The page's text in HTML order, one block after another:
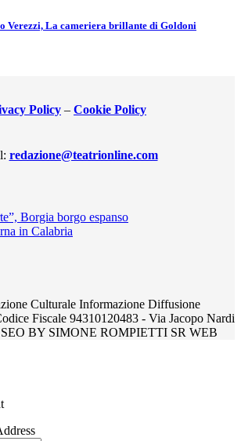
Verezzi, La cameriera brillante di Goldoni
Policy – Cookie Policy
redazione@teatrionline.com
Borgia borgo espanso
in Calabria
Culturale Informazione Diffusione
Fiscale 94310120483 - Via Jacopo Nardi
SEO BY SIMONE ROMPIETTI SR WEB